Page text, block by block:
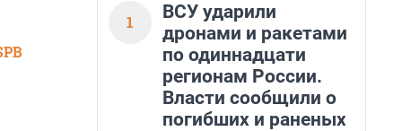
1
ВСУ ударили
дронами и ракетами
по одиннадцати
регионам России.
Власти сообщили о
погибших и раненых